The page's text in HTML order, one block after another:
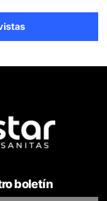
boletín